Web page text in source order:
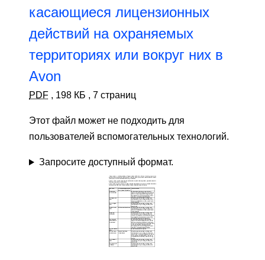
касающиеся лицензионных
действий на охраняемых
территориях или вокруг них в
Avon
PDF , 198 КБ , 7 страниц
Этот файл может не подходить для
пользователей вспомогательных технологий.
Запросите доступный формат.